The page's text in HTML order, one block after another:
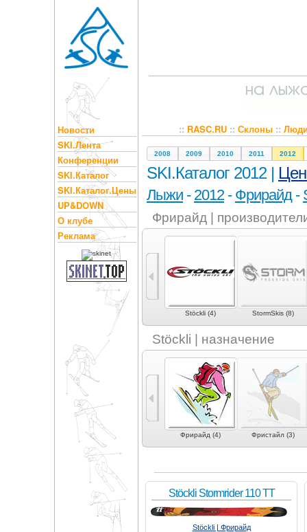
Новости
SKI.Лента
Конференции
SKI.Каталог
SKI.Каталог.Цены
UP&DOWN
О клубе
Реклама
:: RASC.RU:: Склоны::
2008 2009 2010 2011 2012
SKI.Каталог 2012 |
Лыжи - 2012- Фрирайд-
Фрирайд |
Sporten (4) Stöckli (4) StormSkis (8)
Stöckli | назначение
Экспертный карвинг
Фрирайд (4) Фристайл (3)
Stöckli Stormrider 110 TT
Stöckli | Фрирайд